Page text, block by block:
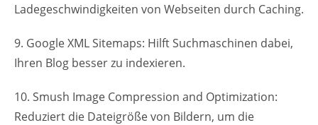
Ladegeschwindigkeiten von Webseiten durch Caching.
9. Google XML Sitemaps: Hilft Suchmaschinen dabei,
Ihren Blog besser zu indexieren.
10. Smush Image Compression and Optimization:
Reduziert die Dateigröße von Bildern, um die